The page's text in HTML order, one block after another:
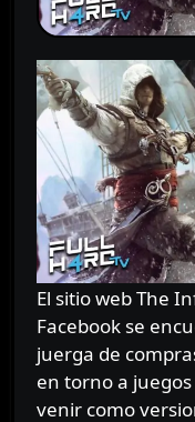
El sitio web The Information informa que
Facebook se
juerga de
en torno a
venir como